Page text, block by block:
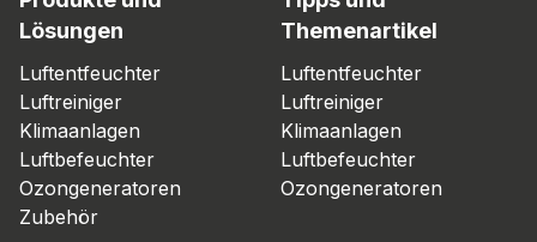
Lösungen
Luftentfeuchter
Luftreiniger
Klimaanlagen
Luftbefeuchter
Ozongeneratoren
Zubehör
Themenartikel
Luftentfeuchter
Luftreiniger
Klimaanlagen
Luftbefeuchter
Ozongeneratoren